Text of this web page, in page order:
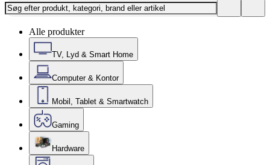
Alle produkter
TV, Lyd & Smart Home
Computer & Kontor
Mobil, Tablet & Smartwatch
Gaming
Hardware